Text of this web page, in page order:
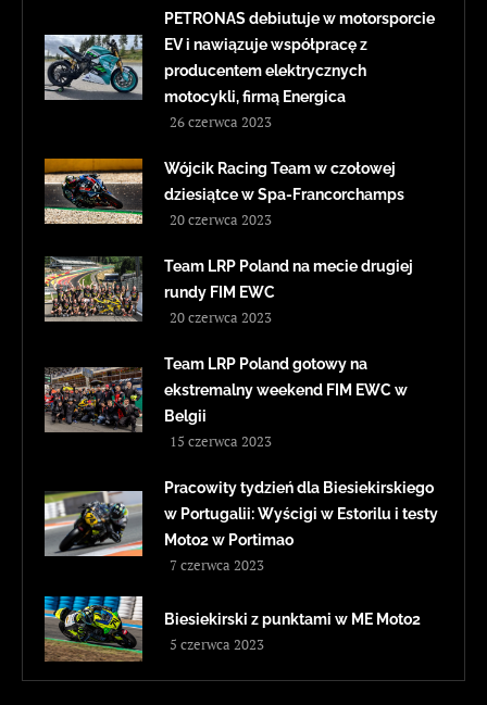
PETRONAS debiutuje w motorsporcie
EV i nawiązuje współpracę z
producentem elektrycznych
motocykli, firmą Energica
26 czerwca 2023
Wójcik Racing Team w czołowej
dziesiątce w Spa-Francorchamps
20 czerwca 2023
Team LRP Poland na mecie drugiej
rundy FIM EWC
20 czerwca 2023
Team LRP Poland gotowy na
ekstremalny weekend FIM EWC w
Belgii
15 czerwca 2023
Pracowity tydzień dla Biesiekirskiego
w Portugalii: Wyścigi w Estorilu i testy
Moto2 w Portimao
7 czerwca 2023
Biesiekirski z punktami w ME Moto2
5 czerwca 2023